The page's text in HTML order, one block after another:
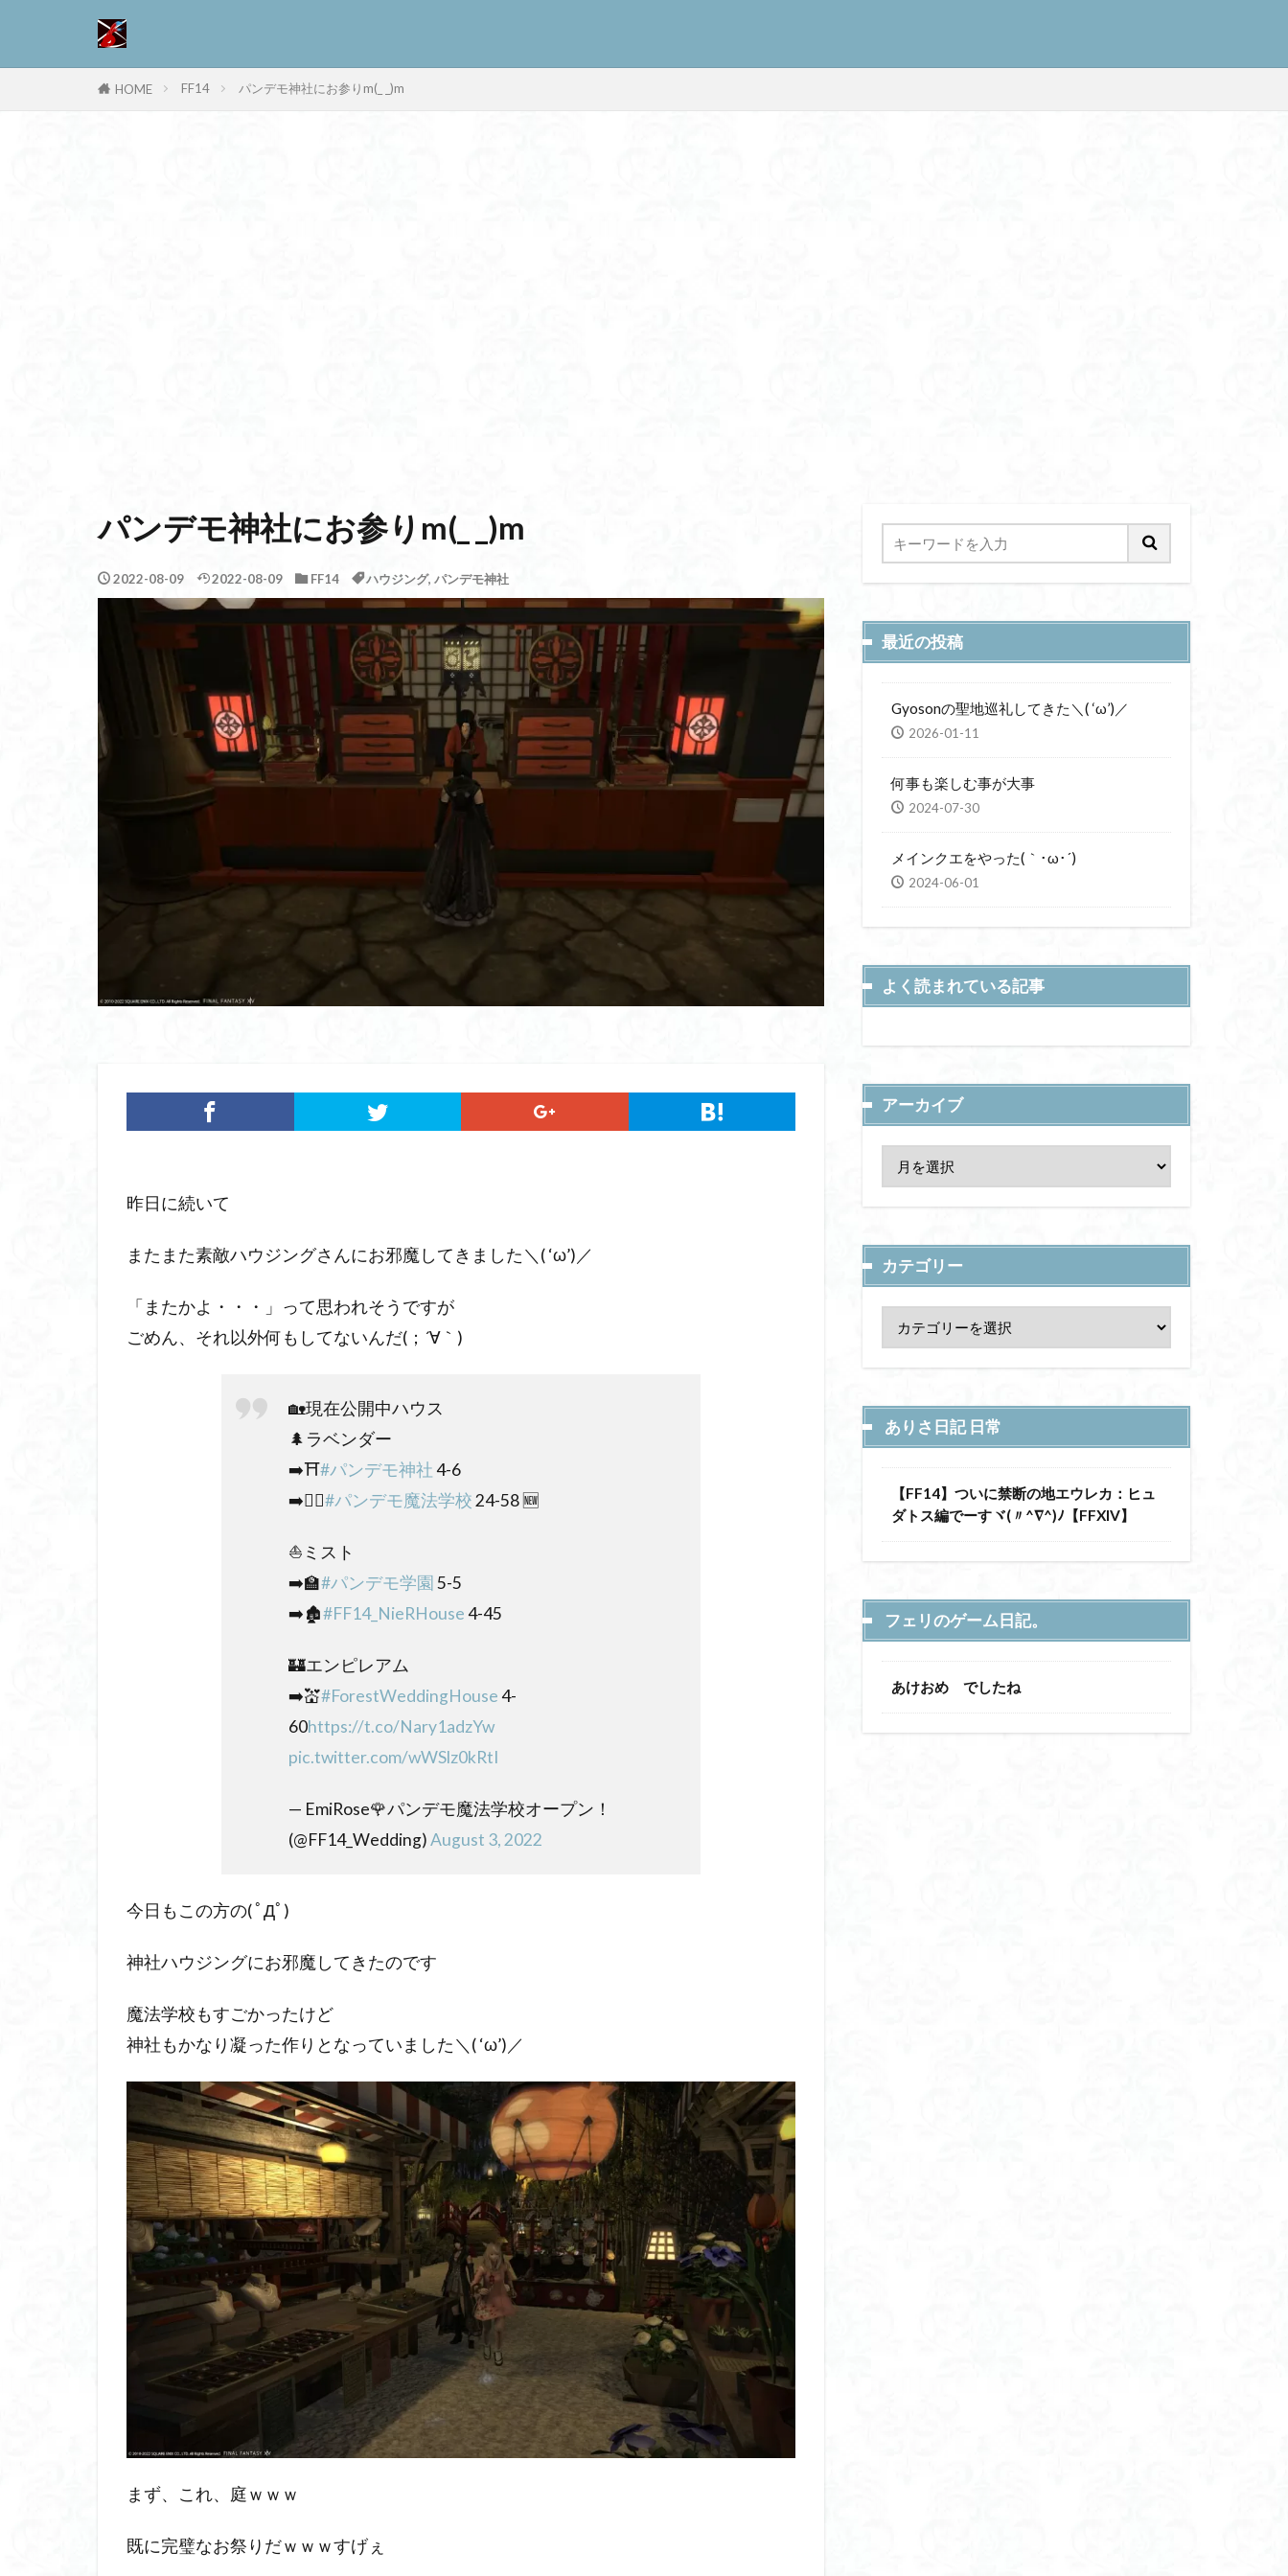
HOME FF14 パンデモ神社にお参りm(_ _)m
パンデモ神社にお参りm(_ _)m
2022-08-09 2022-08-09 FF14 ハウジング, パンデモ神社
昨日に続いて
またまた素敵ハウジングさんにお邪魔してきました＼( ‘ω’)／
「またかよ・・・」って思われそうですが
ごめん、それ以外何もしてないんだ(；´∀｀)
🏡現在公開中ハウス
🌲ラベンダー
➡️⛩️#パンデモ神社4-6
➡️🧙‍♀️#パンデモ魔法学校24-58 🆕
⛵️ミスト
➡️🏫#パンデモ学園 5-5
➡️🏚️#FF14_NieRHouse4-45
🏰エンピレアム
➡️💒#ForestWeddingHouse4-
60https://t.co/Nary1adzYw
pic.twitter.com/wWSlz0kRtI
— EmiRose🌹パンデモ魔法学校オープン！
(@FF14_Wedding)August 3, 2022
今日もこの方の( ﾟДﾟ)
神社ハウジングにお邪魔してきたのです
魔法学校もすごかったけど
神社もかなり凝った作りとなっていました＼( ‘ω’)／
まず、これ、庭ｗｗｗ
既に完璧なお祭りだｗｗｗすげぇ
最近の投稿
Gyosonの聖地巡礼してきた＼( ‘ω’)／
2026-01-11
何事も楽しむ事が大事
2024-07-30
メインクエをやった(｀･ω･´)
2024-06-01
よく読まれている記事
アーカイブ
カテゴリー
ありさ日記 日常
【FF14】ついに禁断の地エウレカ：ヒュ
ダトス編でーすヾ(〃^∇^)ﾉ【FFXIV】
フェリのゲーム日記。
あけおめ でしたね